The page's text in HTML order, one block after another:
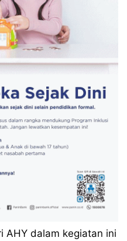
AHY dalam kegiatan ini